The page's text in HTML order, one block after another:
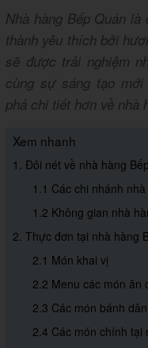
Nhà hàng Bếp Quán
thành yêu thích bởi
sẽ được trải nghiệm
cùng sự sáng tạo
phá chi tiết hơn về nhà
Xem nhanh
1. Đôi nét về nhà hàng
1.1 Các chi nhánh
1.2 Không gian nhà
2. Thực đơn tại nhà hàng
2.1 Món khai vị
2.2 Menu các món ăn
2.3 Các món bánh
2.4 Các món chính tại